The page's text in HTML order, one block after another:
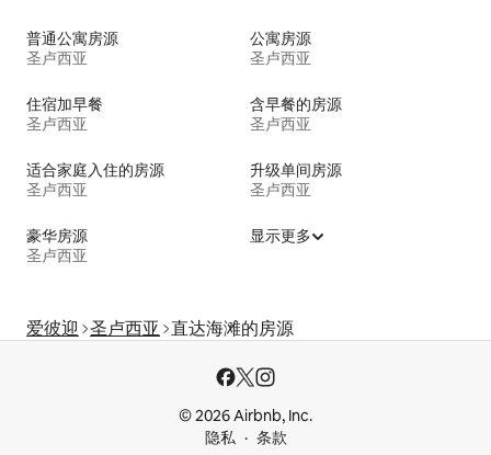
普通公寓房源
圣卢西亚
公寓房源
圣卢西亚
住宿加早餐
圣卢西亚
含早餐的房源
圣卢西亚
适合家庭入住的房源
圣卢西亚
升级单间房源
圣卢西亚
豪华房源
圣卢西亚
显示更多
爱彼迎 圣卢西亚 直达海滩的房源
© 2026 Airbnb, Inc.
隐私
条款